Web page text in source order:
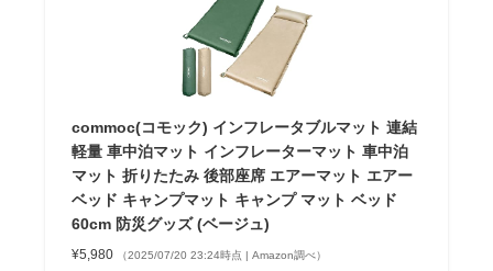
commoc(コモック) インフレータブルマット 連結
軽量 車中泊マット インフレーターマット 車中泊
マット 折りたたみ 後部座席 エアーマット エアー
ベッド キャンプマット キャンプ マット ベッド
60cm 防災グッズ (ベージュ)
¥5,980 （2025/07/20 23:24時点 | Amazon調べ）